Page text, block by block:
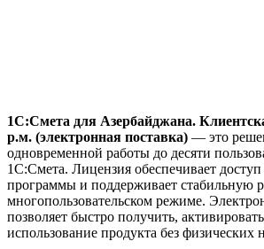
1С:Смета для Азербайджана.
р.м. (электронная поставка) — это
одновременной работы до десяти
1С:Смета. Лицензия обеспечивает
программы и поддерживает стабильную
многопользовательском режиме.
позволяет быстро получить,
использование продукта без физических